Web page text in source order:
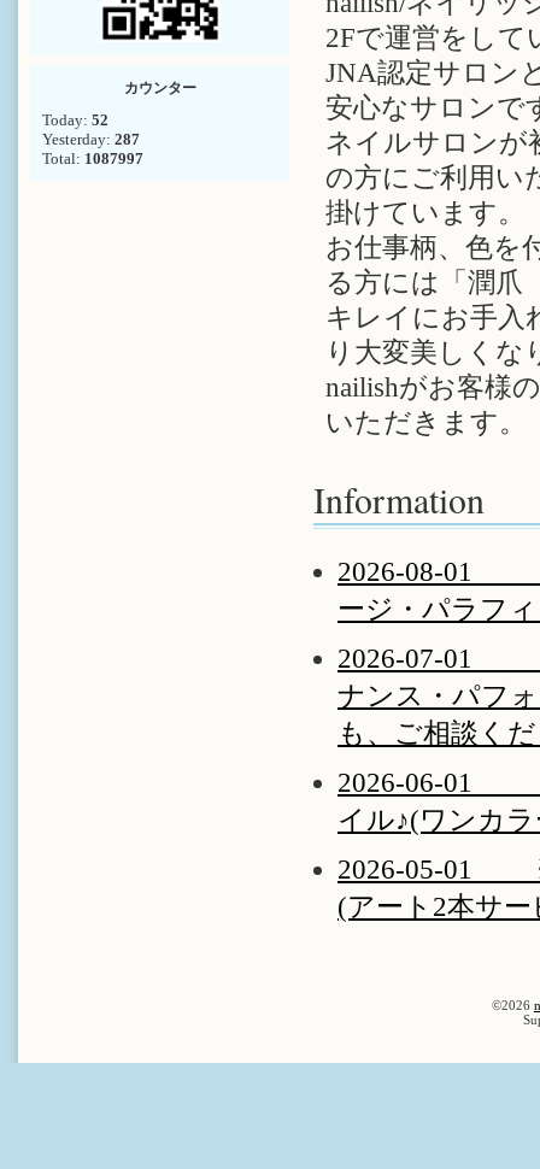
2Fで運営をして
JNA認定サロン
安心なサロンで
ネイルサロンが
の方にご利用い
掛けています。
お仕事柄、色を
る方には「潤爪
キレイにお手入
り大変美しくな
nailishがお客様
いただきます。
Information
2026-08-01
ージ・パラフ
2026-07-01
ナンス・パフ
も、ご相談く
2026-06-01 ＊
イル♪(ワンカ
2026-05-01
(アート2本サ
カウンター
Today: 52
Yesterday: 287
Total: 1087997
©2026